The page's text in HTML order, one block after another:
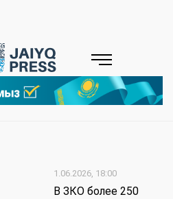
1.06.2026, 18:00
В ЗКО более 250